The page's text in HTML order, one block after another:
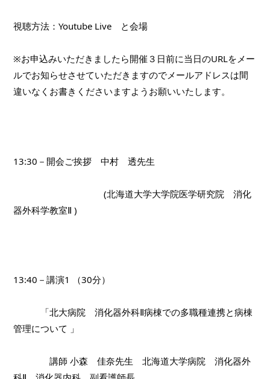
視聴方法：Youtube Live　と会場
※お申込みいただきましたら開催３日前に当日のURLをメー
ルでお知らせさせていただきますのでメールアドレスは間
違いなくお書きくださいますようお願いいたします。
13:30－開会ご挨拶　中村　透先生
(北海道大学大学院医学研究院　消化
器外科学教室Ⅱ )
13:40－講演1 （30分）
「北大病院　消化器外科Ⅱ病棟での多職種連携と病棟
管理について 」
講師 小森　佳奈先生　北海道大学病院　消化器外